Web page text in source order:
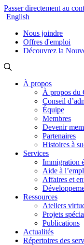
Passer directement au
English
Nous joindre
Offres d'emploi
Découvrez la
À propos
À propos du
Conseil
Équipe
Membres
Devenir
Partenaires
Histoires à
Services
Immigration
Aide à
Affaires et
Ressources
Ateliers
Projets
Publications
Actualités
Répertoires des